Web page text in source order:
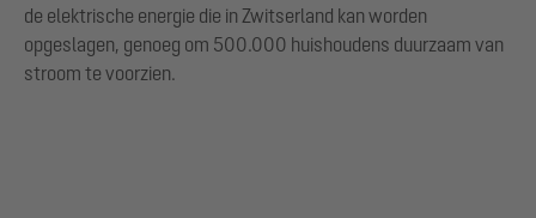
de elektrische energie die in Zwitserland kan worden
opgeslagen, genoeg om 500.000 huishoudens duurzaam van
stroom te voorzien.